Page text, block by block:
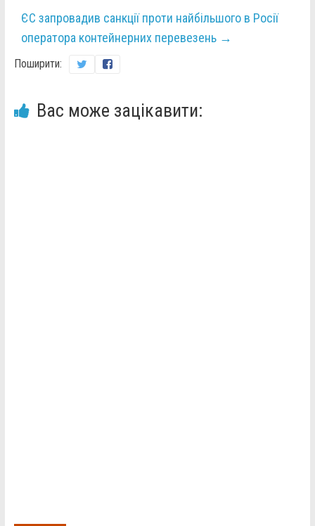
ЄС запровадив санкції проти найбільшого в Росії
оператора контейнерних перевезень →
Поширити:
Вас може зацікавити: